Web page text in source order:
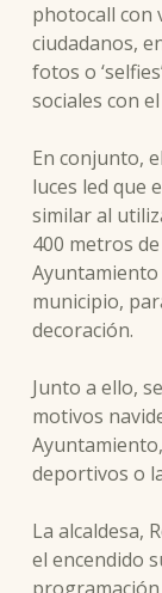
photocall con
ciudadanos,
fotos o
sociales con
En conjunto,
luces led que
similar al
400 metros
Ayuntamiento
municipio,
decoración.
Junto a ello,
motivos
deportivos o
La alcaldesa,
el encendido